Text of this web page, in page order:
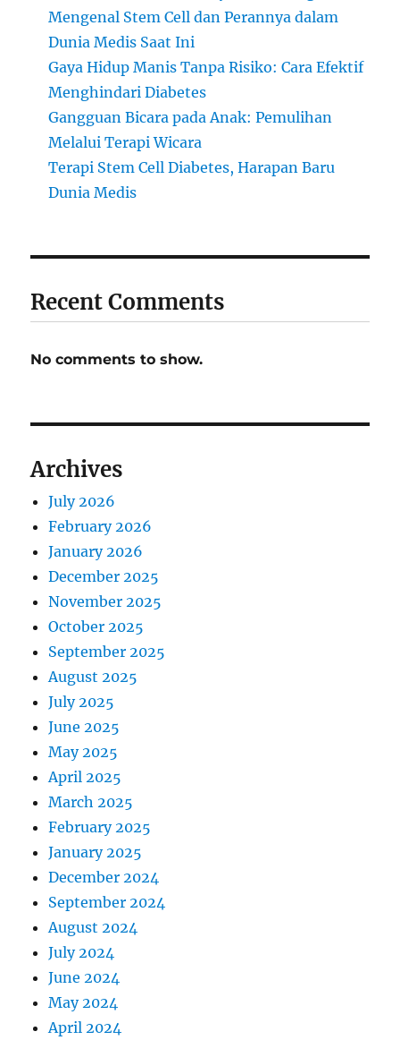
Mengenal Stem Cell dan Perannya dalam
Dunia Medis Saat Ini
Gaya Hidup Manis Tanpa Risiko: Cara Efektif
Menghindari Diabetes
Gangguan Bicara pada Anak: Pemulihan
Melalui Terapi Wicara
Terapi Stem Cell Diabetes, Harapan Baru
Dunia Medis
Recent Comments
No comments to show.
Archives
July 2026
February 2026
January 2026
December 2025
November 2025
October 2025
September 2025
August 2025
July 2025
June 2025
May 2025
April 2025
March 2025
February 2025
January 2025
December 2024
September 2024
August 2024
July 2024
June 2024
May 2024
April 2024